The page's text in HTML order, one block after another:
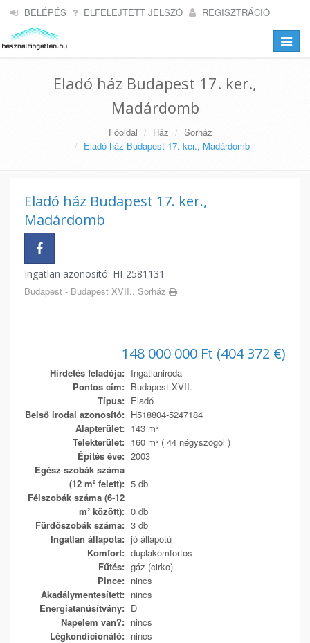
BELÉPÉS ELFELEJTETT JELSZÓ REGISZTRÁCIÓ
Toggle
Eladó ház Budapest 17. ker.,
Madárdomb
Főoldal Ház
Sorház
Eladó ház Budapest 17. ker., Madárdomb
Eladó ház Budapest 17. ker.,
Madárdomb
Ingatlan azonosító: HI-2581131
Budapest - Budapest XVII., Sorház
148 000 000 Ft (404 372 €)
Hirdetés feladója: Ingatlaniroda
Pontos cím: Budapest XVII.
Típus: Eladó
Belső irodai azonosító: H518804-5247184
Alapterület: 143 m²
Telekterület: 160 m² ( 44 négyszögöl )
Építés éve: 2003
Egész szobák száma
(12 m² felett): 5 db
Félszobák száma (6-12
m² között): 0 db
Fürdőszobák száma: 3 db
Ingatlan állapota: jó állapotú
Komfort: duplakomfortos
Fűtés: gáz (cirko)
Pince: nincs
Akadálymentesített: nincs
Energiatanúsítvány: D
Napelem van?: nincs
Légkondicionáló: nincs